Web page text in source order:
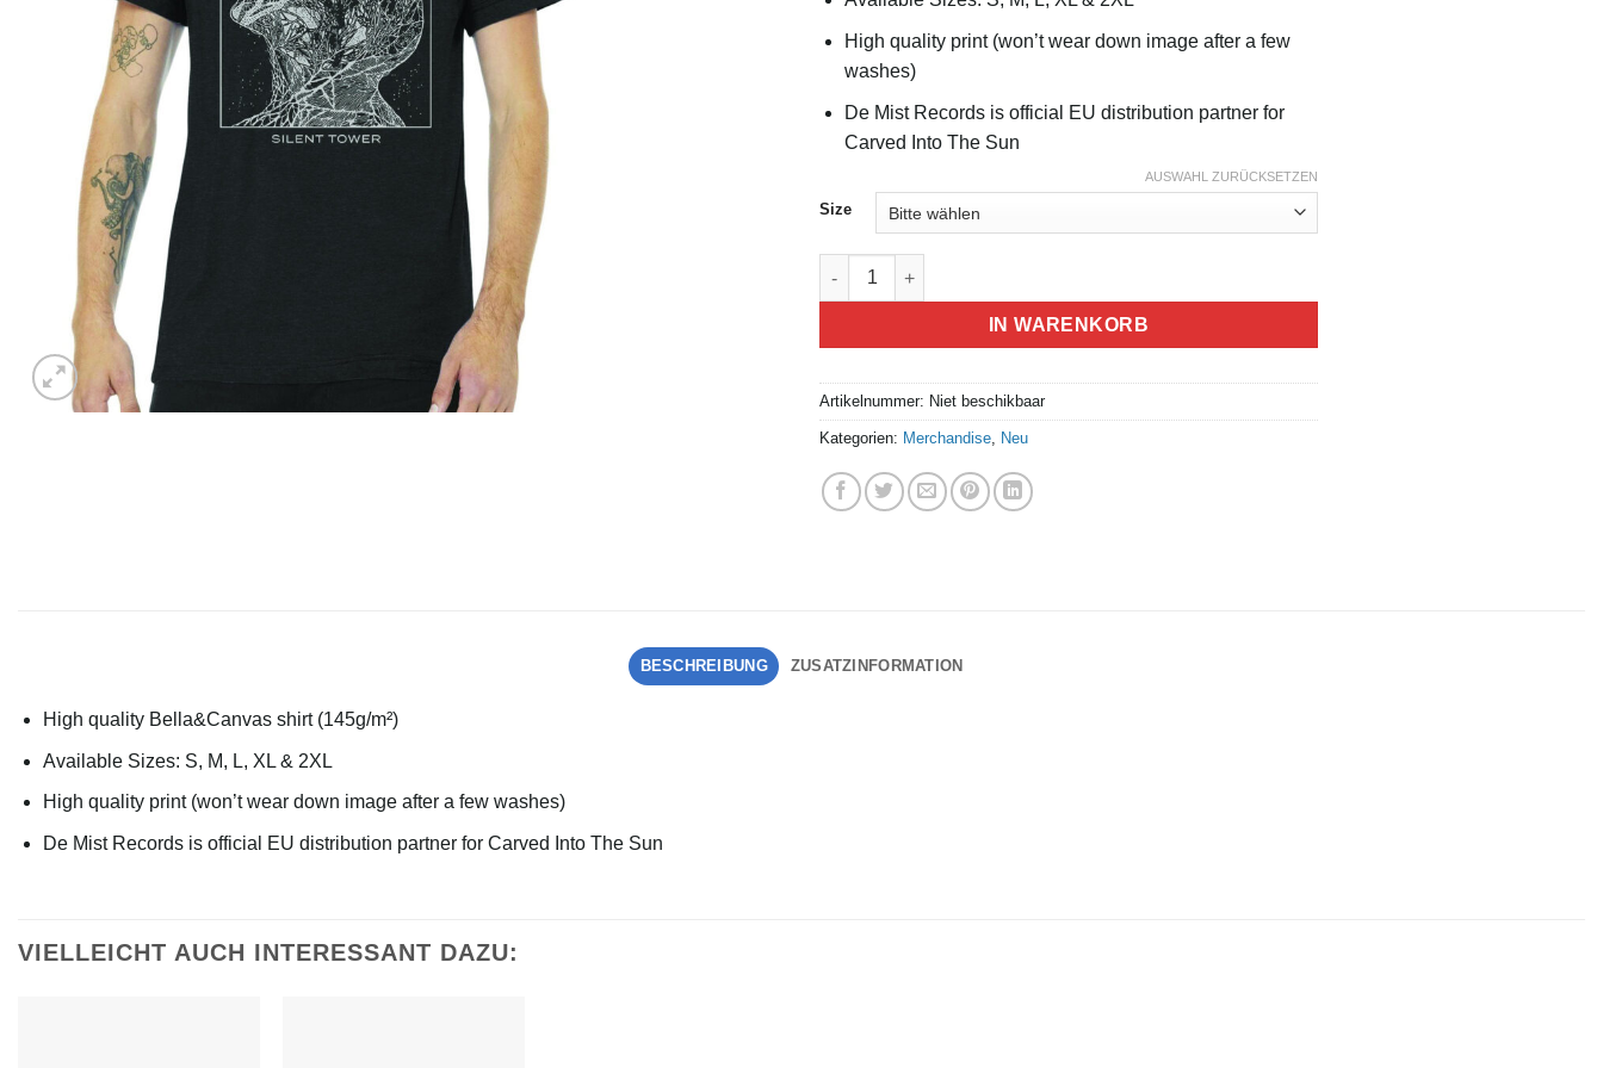
High quality print (won’t wear down image after a few
washes)
De Mist Records is official EU distribution partner for
Carved Into The Sun
Size
AUSWAHL ZURÜCKSETZEN
Silent Tower Shirt Anzahl
IN WARENKORB
Artikelnummer: Niet beschikbaar
Kategorien: Merchandise, Neu
BESCHREIBUNG ZUSATZINFORMATION
High quality Bella&Canvas shirt (145g/m²)
Available Sizes: S, M, L, XL & 2XL
High quality print (won’t wear down image after a few washes)
De Mist Records is official EU distribution partner for Carved Into The Sun
VIELLEICHT AUCH INTERESSANT DAZU: